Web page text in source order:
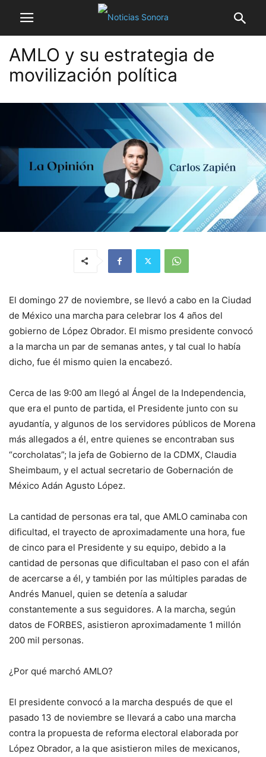
AMLO y su estrategia de
movilización política
El domingo 27 de noviembre, se llevó a cabo en la Ciudad
de México una marcha para celebrar los 4 años del
gobierno de López Obrador. El mismo presidente convocó
a la marcha un par de semanas antes, y tal cual lo había
dicho, fue él mismo quien la encabezó.
Cerca de las 9:00 am llegó al Ángel de la Independencia,
que era el punto de partida, el Presidente junto con su
ayudantía, y algunos de los servidores públicos de Morena
más allegados a él, entre quienes se encontraban sus
“corcholatas”; la jefa de Gobierno de la CDMX, Claudia
Sheimbaum, y el actual secretario de Gobernación de
México Adán Agusto López.
La cantidad de personas era tal, que AMLO caminaba con
dificultad, el trayecto de aproximadamente una hora, fue
de cinco para el Presidente y su equipo, debido a la
cantidad de personas que dificultaban el paso con el afán
de acercarse a él, y también por las múltiples paradas de
Andrés Manuel, quien se detenía a saludar
constantemente a sus seguidores. A la marcha, según
datos de FORBES, asistieron aproximadamente 1 millón
200 mil personas.
¿Por qué marchó AMLO?
El presidente convocó a la marcha después de que el
pasado 13 de noviembre se llevará a cabo una marcha
contra la propuesta de reforma electoral elaborada por
López Obrador, a la que asistieron miles de mexicanos,